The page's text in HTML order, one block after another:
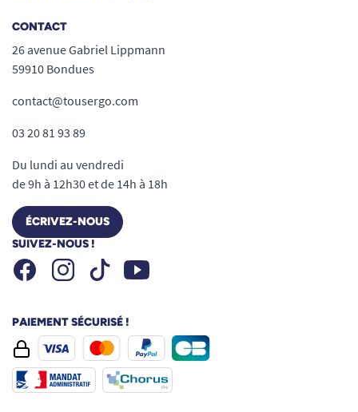
CONTACT
26 avenue Gabriel Lippmann
59910 Bondues
contact@tousergo.com
03 20 81 93 89
Du lundi au vendredi
de 9h à 12h30 et de 14h à 18h
ÉCRIVEZ-NOUS
SUIVEZ-NOUS !
FacebookInstagramTiktok Youtube
PAIEMENT SÉCURISÉ !